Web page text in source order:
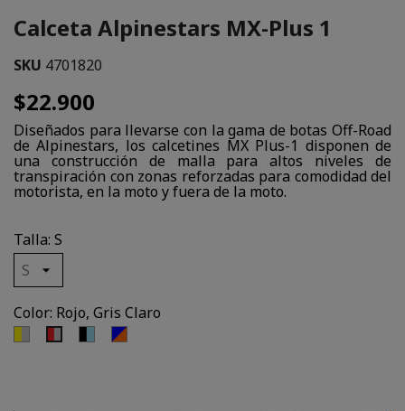
Calceta Alpinestars MX-Plus 1
SKU 4701820
$22.900
Diseñados para llevarse con la gama de botas Off-Road
de Alpinestars, los calcetines MX Plus-1 disponen de
una construcción de malla para altos niveles de
transpiración con zonas reforzadas para comodidad del
motorista, en la moto y fuera de la moto.
Talla: S
Color: Rojo, Gris Claro
Amarillo,
Negro,Azul,